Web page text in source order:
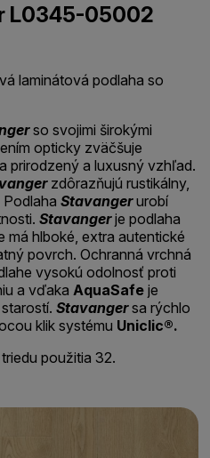
L0345-05002
laminátová podlaha so
so svojimi širokými
opticky zväčšuje
prirodzený a luxusný vzhľad.
zdôrazňujú rustikálny,
PodlahaStavangerurobí
Stavangerje podlaha
má hlboké, extra autentické
povrch. Ochranná vrchná
vysokú odolnosť proti
a vďaka AquaSafe je
starostí.Stavangersa rýchlo
klik systému Uniclic®.
použitia 32.